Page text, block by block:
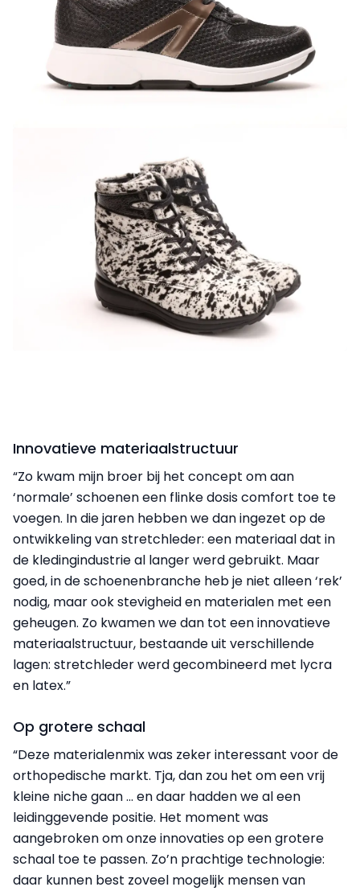
Innovatieve materiaalstructuur
“Zo kwam mijn broer bij het concept om aan
‘normale’ schoenen een flinke dosis comfort toe te
voegen. In die jaren hebben we dan ingezet op de
ontwikkeling van stretchleder: een materiaal dat in
de kledingindustrie al langer werd gebruikt. Maar
goed, in de schoenenbranche heb je niet alleen ‘rek’
nodig, maar ook stevigheid en materialen met een
geheugen. Zo kwamen we dan tot een innovatieve
materiaalstructuur, bestaande uit verschillende
lagen: stretchleder werd gecombineerd met lycra
en latex.”
Op grotere schaal
“Deze materialenmix was zeker interessant voor de
orthopedische markt. Tja, dan zou het om een vrij
kleine niche gaan ... en daar hadden we al een
leidinggevende positie. Het moment was
aangebroken om onze innovaties op een grotere
schaal toe te passen. Zo’n prachtige technologie:
daar kunnen best zoveel mogelijk mensen van